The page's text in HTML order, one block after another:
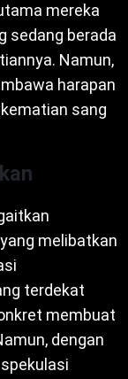
mereka
sedang berada
Namun,
harapan
sang
melibatkan
terdekat
membuat
dengan